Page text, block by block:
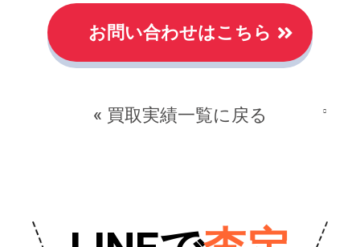
お問い合わせはこちら
« 買取実績一覧に戻る